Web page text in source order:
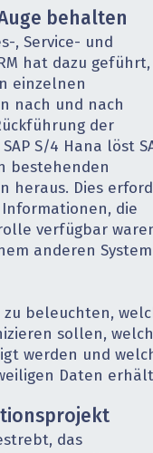
behalten
, Service- und
hat dazu geführt,
einzelnen
nach und nach
der
S/4 Hana löst
bestehenden
heraus. Dies
die
verfügbar
anderen System
zu beleuchten,
sollen,
werden und
Daten
das